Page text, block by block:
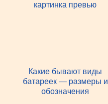
Какие бывают виды
батареек — размеры и
обозначения